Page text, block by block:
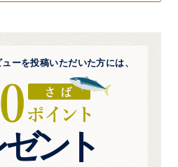
ューを投稿いただいた方には、
ント